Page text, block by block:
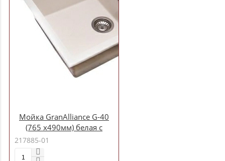
Мойка GranAlliance G-40
(765 х490мм) белая с
сифоном
217885-01